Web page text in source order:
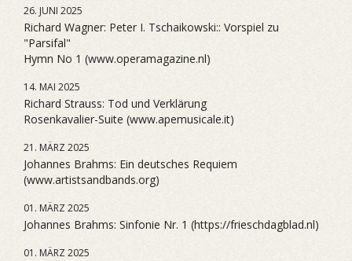
26. JUNI 2025
Richard Wagner: Peter I. Tschaikowski:: Vorspiel zu
"Parsifal"
Hymn No 1 (www.operamagazine.nl)
14. MAI 2025
Richard Strauss: Tod und Verklärung
Rosenkavalier-Suite (www.apemusicale.it)
21. MÄRZ 2025
Johannes Brahms: Ein deutsches Requiem
(www.artistsandbands.org)
01. MÄRZ 2025
Johannes Brahms: Sinfonie Nr. 1 (https://frieschdagblad.nl)
01. MÄRZ 2025